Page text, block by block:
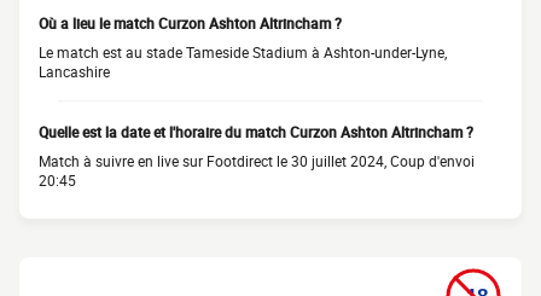
Où a lieu le match Curzon Ashton Altrincham ?
Le match est au stade Tameside Stadium à Ashton-under-Lyne,
Lancashire
Quelle est la date et l'horaire du match Curzon Ashton Altrincham ?
Match à suivre en live sur Footdirect le 30 juillet 2024, Coup d'envoi
20:45